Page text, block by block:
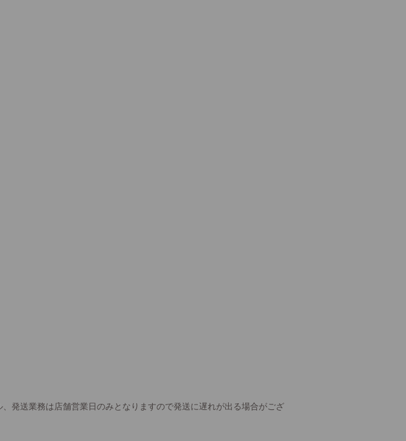
発送業務は店舗営業日のみとなりますので発送に遅れが出る場合がござ